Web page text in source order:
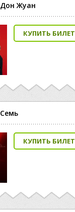
Дон Жуан
КУПИТЬ БИЛЕТ
Семь
КУПИТЬ БИЛЕТ